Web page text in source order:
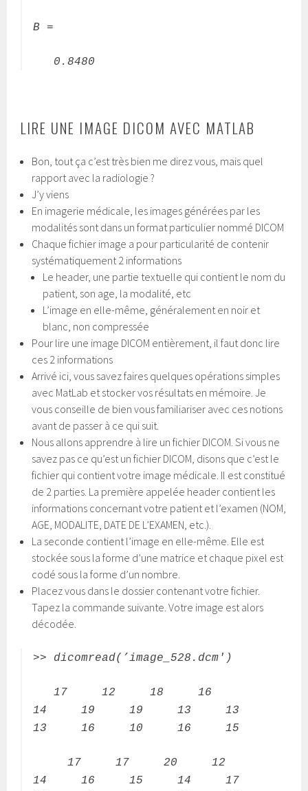
B =
0.8480
LIRE UNE IMAGE DICOM AVEC MATLAB
Bon, tout ça c’est très bien me direz vous, mais quel
rapport avec la radiologie ?
J’y viens
En imagerie médicale, les images générées par les
modalités sont dans un format particulier nommé DICOM
Chaque fichier image a pour particularité de contenir
systématiquement 2 informations
Le header, une partie textuelle qui contient le nom du
patient, son age, la modalité, etc
L’image en elle-même, généralement en noir et
blanc, non compressée
Pour lire une image DICOM entièrement, il faut donc lire
ces 2 informations
Arrivé ici, vous savez faires quelques opérations simples
avec MatLab et stocker vos résultats en mémoire. Je
vous conseille de bien vous familiariser avec ces notions
avant de passer à ce qui suit.
Nous allons apprendre à lire un fichier DICOM. Si vous ne
savez pas ce qu’est un fichier DICOM, disons que c’est le
fichier qui contient votre image médicale. Il est constitué
de 2 parties. La première appelée header contient les
informations concernant votre patient et l’examen (NOM,
AGE, MODALITE, DATE DE L’EXAMEN, etc.).
La seconde contient l’image en elle-même. Elle est
stockée sous la forme d’une matrice et chaque pixel est
codé sous la forme d’un nombre.
Placez vous dans le dossier contenant votre fichier.
Tapez la commande suivante. Votre image est alors
décodée.
>> dicomread(’image_528.dcm')
17 12 18 16
14 19 19 13 13
13 16 10 16 15
17 17 20 12
14 16 15 14 17